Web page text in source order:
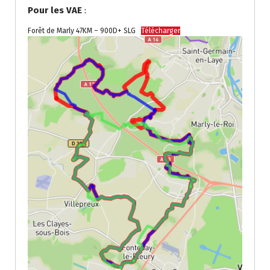
Pour les VAE :
Forêt de Marly 47KM – 900D+ SLG Télécharger